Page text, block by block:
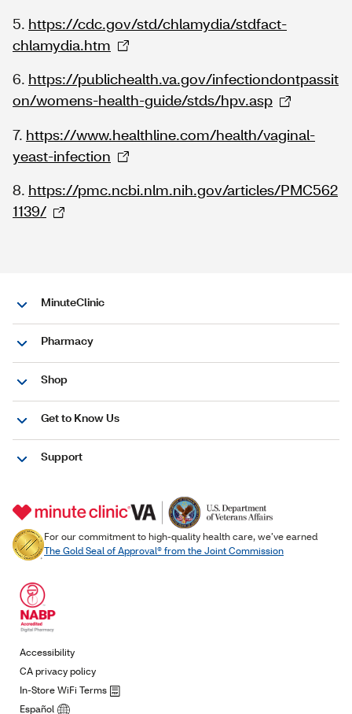
5. https://cdc.gov/std/chlamydia/stdfact-
chlamydia.htm
6. https://publichealth.va.gov/infectiondontpassit
on/womens-health-guide/stds/hpv.asp
7. https://www.healthline.com/health/vaginal-
yeast-infection
8. https://pmc.ncbi.nlm.nih.gov/articles/PMC562
1139/